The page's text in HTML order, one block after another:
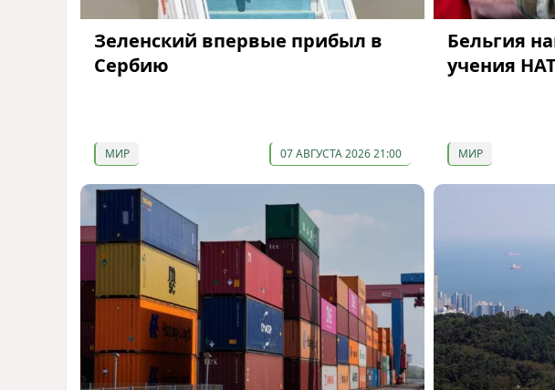
Зеленский впервые прибыл в
Сербию
МИР 07 АВГУСТА 2026 21:00
Бельгия
учения
МИР